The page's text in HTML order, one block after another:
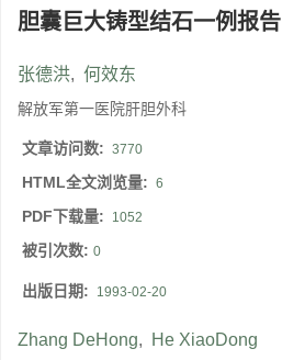
胆囊巨大铸型结石一例报告
张德洪, 何效东
解放军第一医院肝胆外科
文章访问数: 3770
HTML全文浏览量: 6
PDF下载量: 1052
被引次数: 0
出版日期: 1993-02-20
Zhang DeHong, He XiaoDong